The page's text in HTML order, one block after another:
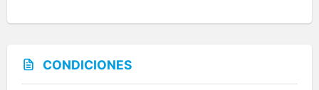
CONDICIONES